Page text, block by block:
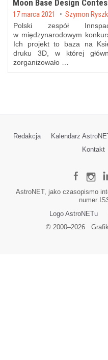
Moon Base Design
Posted on
17 marca 2021 bySzymon
Polski zespół
w międzynarodowym
Ich projekt to baza na
druku 3D, w której
zorganizowało …
Redakcja Kalendarz
Kontakt
AstroNET, jako czasopismo
numer
Logo AstroNETu
© 2000–2026Grafiki